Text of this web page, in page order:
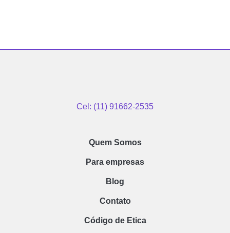
Cel: (11) 91662-2535
Quem Somos
Para empresas
Blog
Contato
Código de Etica